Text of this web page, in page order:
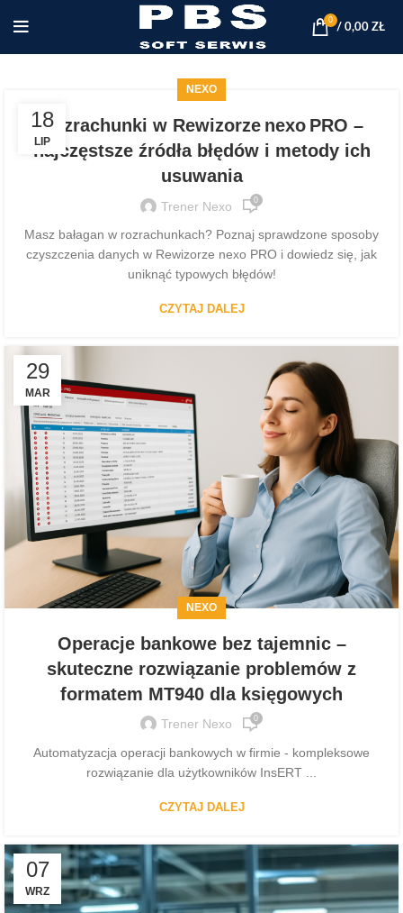
0
/ 0,00 ZŁ
18
LIP
NEXO
Rozrachunki w Rewizorze nexo PRO –
najczęstsze źródła błędów i metody ich
usuwania
Trener Nexo 0
Masz bałagan w rozrachunkach? Poznaj sprawdzone sposoby
czyszczenia danych w Rewizorze nexo PRO i dowiedz się, jak
uniknąć typowych błędów!
CZYTAJ DALEJ
29
MAR
NEXO
Operacje bankowe bez tajemnic –
skuteczne rozwiązanie problemów z
formatem MT940 dla księgowych
Trener Nexo 0
Automatyzacja operacji bankowych w firmie - kompleksowe
rozwiązanie dla użytkowników InsERT ...
CZYTAJ DALEJ
07
WRZ